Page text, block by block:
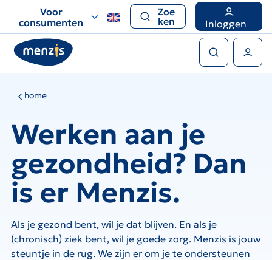
voor
snelle
navigatie
Voor
consumenten
Zoe
ken
Inloggen
home
Werken aan je
gezondheid? Dan
is er Menzis.
Als je gezond bent, wil je dat blijven. En als je
(chronisch) ziek bent, wil je goede zorg. Menzis is jouw
steuntje in de rug. We zijn er om je te ondersteunen